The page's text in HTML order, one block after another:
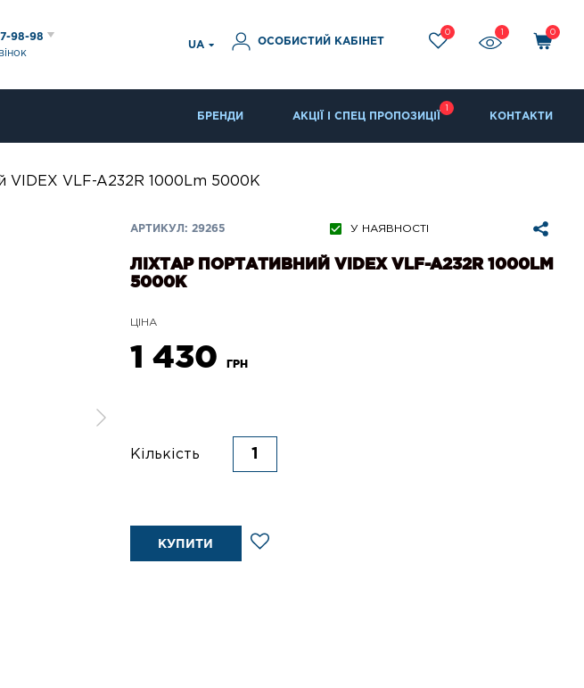
98-98
UA ОСОБИСТИЙ КАБІНЕТ
0 0
БРЕНДИ АКЦІЇ І СПЕЦ ПРОПОЗИЦІЇ КОНТАКТИ
VIDEX VLF-A232R 1000Lm 5000K
АРТИКУЛ: 29265 У НАЯВНОСТІ
ЛІХТАР ПОРТАТИВНИЙ VIDEX VLF-A232R 1000LM
5000K
ЦІНА
1 430 ГРН
Кількість
КУПИТИ